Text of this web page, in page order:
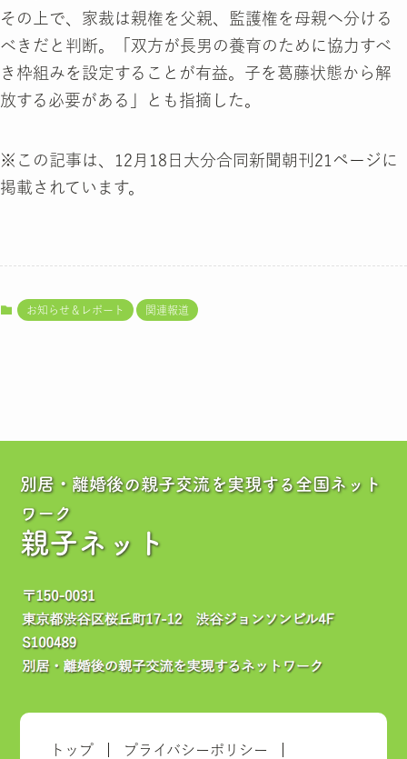
その上で、家裁は親権を父親、監護権を母親へ分ける
べきだと判断。「双方が長男の養育のために協力すべ
き枠組みを設定することが有益。子を葛藤状態から解
放する必要がある」とも指摘した。
※この記事は、12月18日大分合同新聞朝刊21ページに
掲載されています。
お知らせ＆レポート 関連報道
別居・離婚後の親子交流を実現する全国ネット
ワーク
親子ネット
トップ プライバシーポリシー